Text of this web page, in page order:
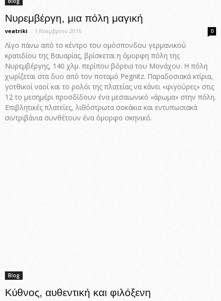
Νυρεμβέργη, μια πόλη μαγική
veatriki - 1 Νοεμβρίου 2016 0
Λίγο πάνω από το κέντρο του ομόσπονδου γερμανικού
κρατιδίου της Βαυαρίας, βρίσκεται η όμορφη πόλη της
Νυρεμβέργης, 140 χλμ. περίπου βόρεια του Μονάχου. Η πόλη
χωρίζεται στα δυο από τον ποταμό Pegnitz. Παραδοσιακά κτίρια,
γοτθικοί ναοί και το ρολόι της πλατείας να κάνει «φιγούρες» στις
12 το μεσημέρι προσδίδουν ένα μεσαιωνικό «άρωμα» στην πόλη.
Επιβλητικές πλατείες, λιθόστρωτα σοκάκια και εντυπωσιακά
σιντριβάνια συνθέτουν ένα όμορφο σκηνικό.
Blog
Κύθνος, αυθεντική και φιλόξενη